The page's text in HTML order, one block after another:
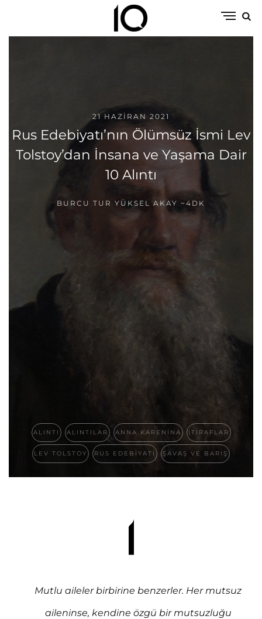
21 HAZIRAN 2021
Rus Edebiyatı’nın Ölümsüz İsmi Lev
Tolstoy’dan İnsana ve Yaşama Dair
10 Alıntı
BURCU TUR YÜKSEL AKAY ~4DK
ALINTI ALINTILAR ANNA KARENINA İTIRAFLAR
LEV TOLSTOY RUS EDEBIYATI ŞAVAŞ VE BARIŞ
Mutlu aileler birbirine benzerler. Her mutsuz
aileninse, kendine özgü bir mutsuzluğu